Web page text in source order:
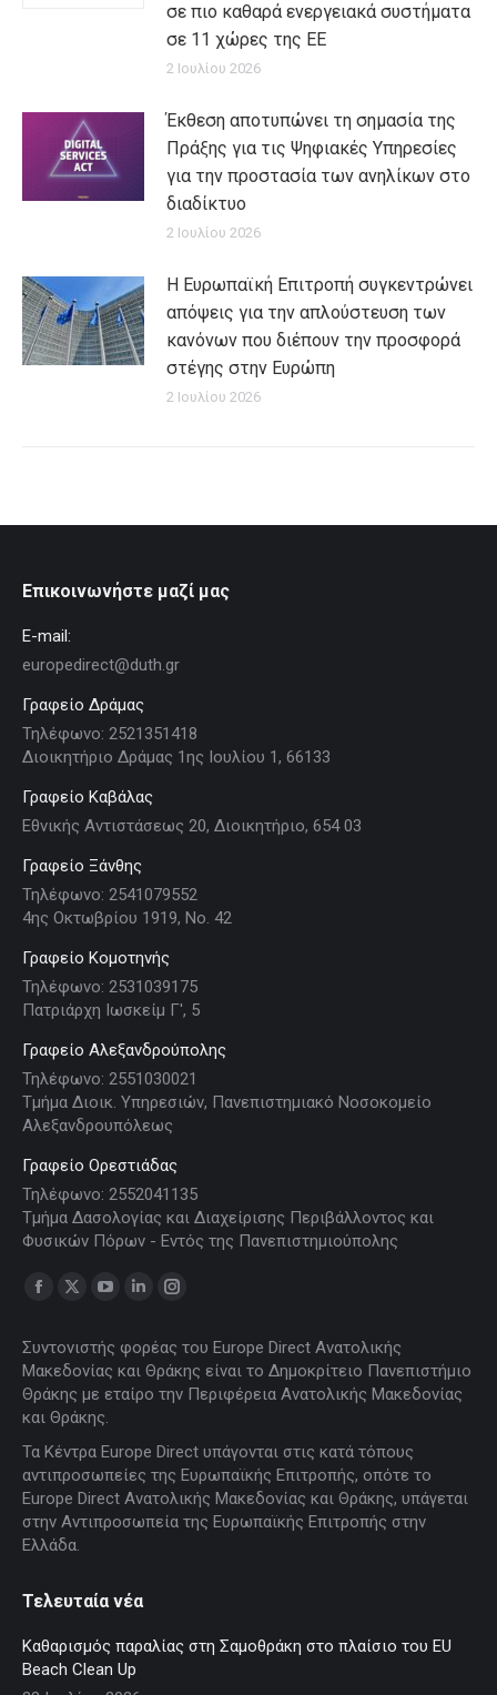
σε πιο καθαρά ενεργειακά συστήματα
σε 11 χώρες της ΕΕ
2 Ιουλίου 2026
Έκθεση αποτυπώνει τη σημασία της
Πράξης για τις Ψηφιακές Υπηρεσίες
για την προστασία των ανηλίκων στο
διαδίκτυο
2 Ιουλίου 2026
Η Ευρωπαϊκή Επιτροπή συγκεντρώνει
απόψεις για την απλούστευση των
κανόνων που διέπουν την προσφορά
στέγης στην Ευρώπη
2 Ιουλίου 2026
Επικοινωνήστε μαζί μας
E-mail:
europedirect@duth.gr
Γραφείο Δράμας
Τηλέφωνο: 2521351418
Διοικητήριο Δράμας 1ης Ιουλίου 1, 66133
Γραφείο Καβάλας
Εθνικής Αντιστάσεως 20, Διοικητήριο, 654 03
Γραφείο Ξάνθης
Τηλέφωνο: 2541079552
4ης Οκτωβρίου 1919, Νο. 42
Γραφείο Κομοτηνής
Τηλέφωνο: 2531039175
Πατριάρχη Ιωσκείμ Γ', 5
Γραφείο Αλεξανδρούπολης
Τηλέφωνο: 2551030021
Τμήμα Διοικ. Υπηρεσιών, Πανεπιστημιακό Νοσοκομείο
Αλεξανδρουπόλεως
Γραφείο Ορεστιάδας
Τηλέφωνο: 2552041135
Τμήμα Δασολογίας και Διαχείρισης Περιβάλλοντος και
Φυσικών Πόρων - Εντός της Πανεπιστημιούπολης
Find us on:
Facebook
opens
in
new
window
X
opens
new
window
YouTube
opens
in
new
window
Linkedin
opens
window
Instagram
opens
window
Συντονιστής φορέας του Europe Direct Ανατολικής
Μακεδονίας και Θράκης είναι το Δημοκρίτειο Πανεπιστήμιο
Θράκης με εταίρο την Περιφέρεια Ανατολικής Μακεδονίας
και Θράκης.
Τα Κέντρα Europe Direct υπάγονται στις κατά τόπους
αντιπροσωπείες της Ευρωπαϊκής Επιτροπής, οπότε το
Europe Direct Ανατολικής Μακεδονίας και Θράκης, υπάγεται
στην Αντιπροσωπεία της Ευρωπαϊκής Επιτροπής στην
Ελλάδα.
Τελευταία νέα
Καθαρισμός παραλίας στη Σαμοθράκη στο πλαίσιο του EU
Beach Clean Up